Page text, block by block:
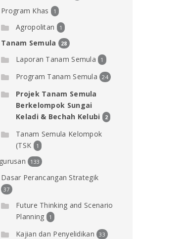
Program Khas 1
Agropolitan 1
Tanam Semula 28
Laporan Tanam Semula 1
Program Tanam Semula 24
Projek Tanam Semula
Berkelompok Sungai
Keladi & Bechah Kelubi
2
Tanam Semula Kelompok
(TSK
1
133
Dasar Perancangan Strategik
37
Future Thinking and Scenario
Planning
1
Kajian dan Penyelidikan 33